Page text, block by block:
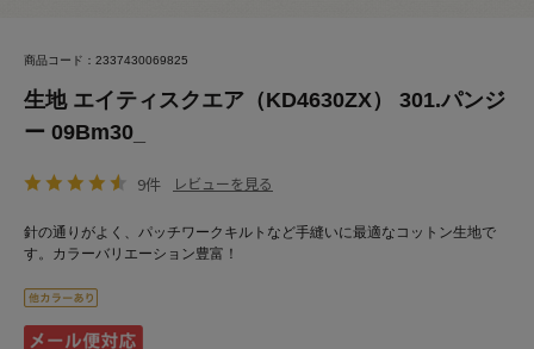
商品コード：2337430069825
生地 エイティスクエア（KD4630ZX） 301.パンジ
ー 09Bm30_
9件 レビューを見る
針の通りがよく、パッチワークキルトなど手縫いに最適なコットン生地で
す。カラーバリエーション豊富！